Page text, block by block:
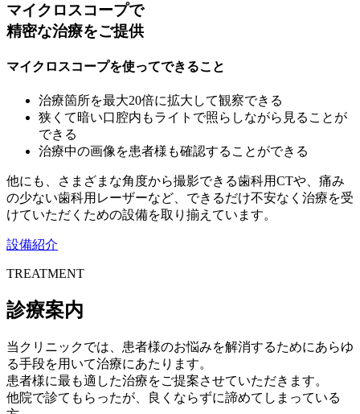
マイクロスコープで
精密な治療をご提供
マイクロスコープを使ってできること
治療箇所を最大20倍に拡大して観察できる
狭くて暗い口腔内もライトで照らしながら見ることが
できる
治療中の画像を患者様も確認することができる
他にも、さまざまな角度から撮影できる歯科用CTや、痛み
の少ない歯科用レーザーなど、できるだけ不安なく治療を受
けていただくための設備を取り揃えています。
設備紹介
TREATMENT
診療案内
当クリニックでは、患者様のお悩みを解消するためにあらゆ
る手段を用いて治療にあたります。
患者様に最も適した治療をご提案させていただきます。
他院で診てもらったが、良くならずに諦めてしまっている